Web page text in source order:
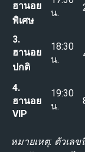
ฮานอย
พิเศษ
น.
3.
ฮานอย
ปกติ
18:30
น.
4.
ฮานอย
VIP
19:30
น.
หมายเหตุ: ตัวเล